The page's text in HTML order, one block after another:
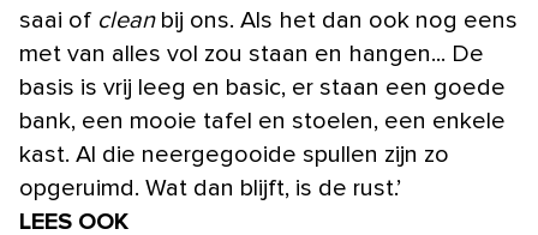
saai of cleanbij ons. Als het dan ook nog eens
met van alles vol zou staan en hangen... De
basis is vrij leeg en basic, er staan een goede
bank, een mooie tafel en stoelen, een enkele
kast. Al die neergegooide spullen zijn zo
opgeruimd. Wat dan blijft, is de rust.’
LEES OOK